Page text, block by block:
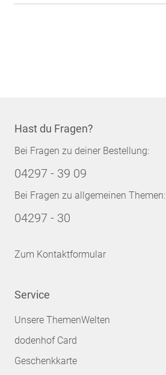
Hast du Fragen?
Bei Fragen zu deiner Bestellung:
04297 - 39 09
Bei Fragen zu allgemeinen Themen:
04297 - 30
Zum Kontaktformular
Service
Unsere ThemenWelten
dodenhof Card
Geschenkkarte